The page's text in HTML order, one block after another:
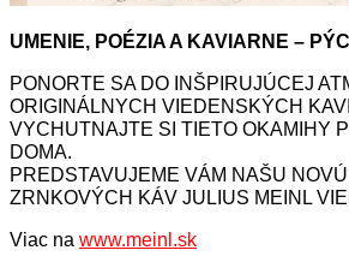
UMENIE, POÉZIA A KAVIARNE –
PONORTE SA DO INŠPIRUJÚCEJ
ORIGINÁLNYCH VIEDENSKÝCH
VYCHUTNAJTE SI TIETO OKAMIHY
DOMA.
PREDSTAVUJEME VÁM NAŠU
ZRNKOVÝCH KÁV JULIUS MEINL
Viac na www.meinl.sk